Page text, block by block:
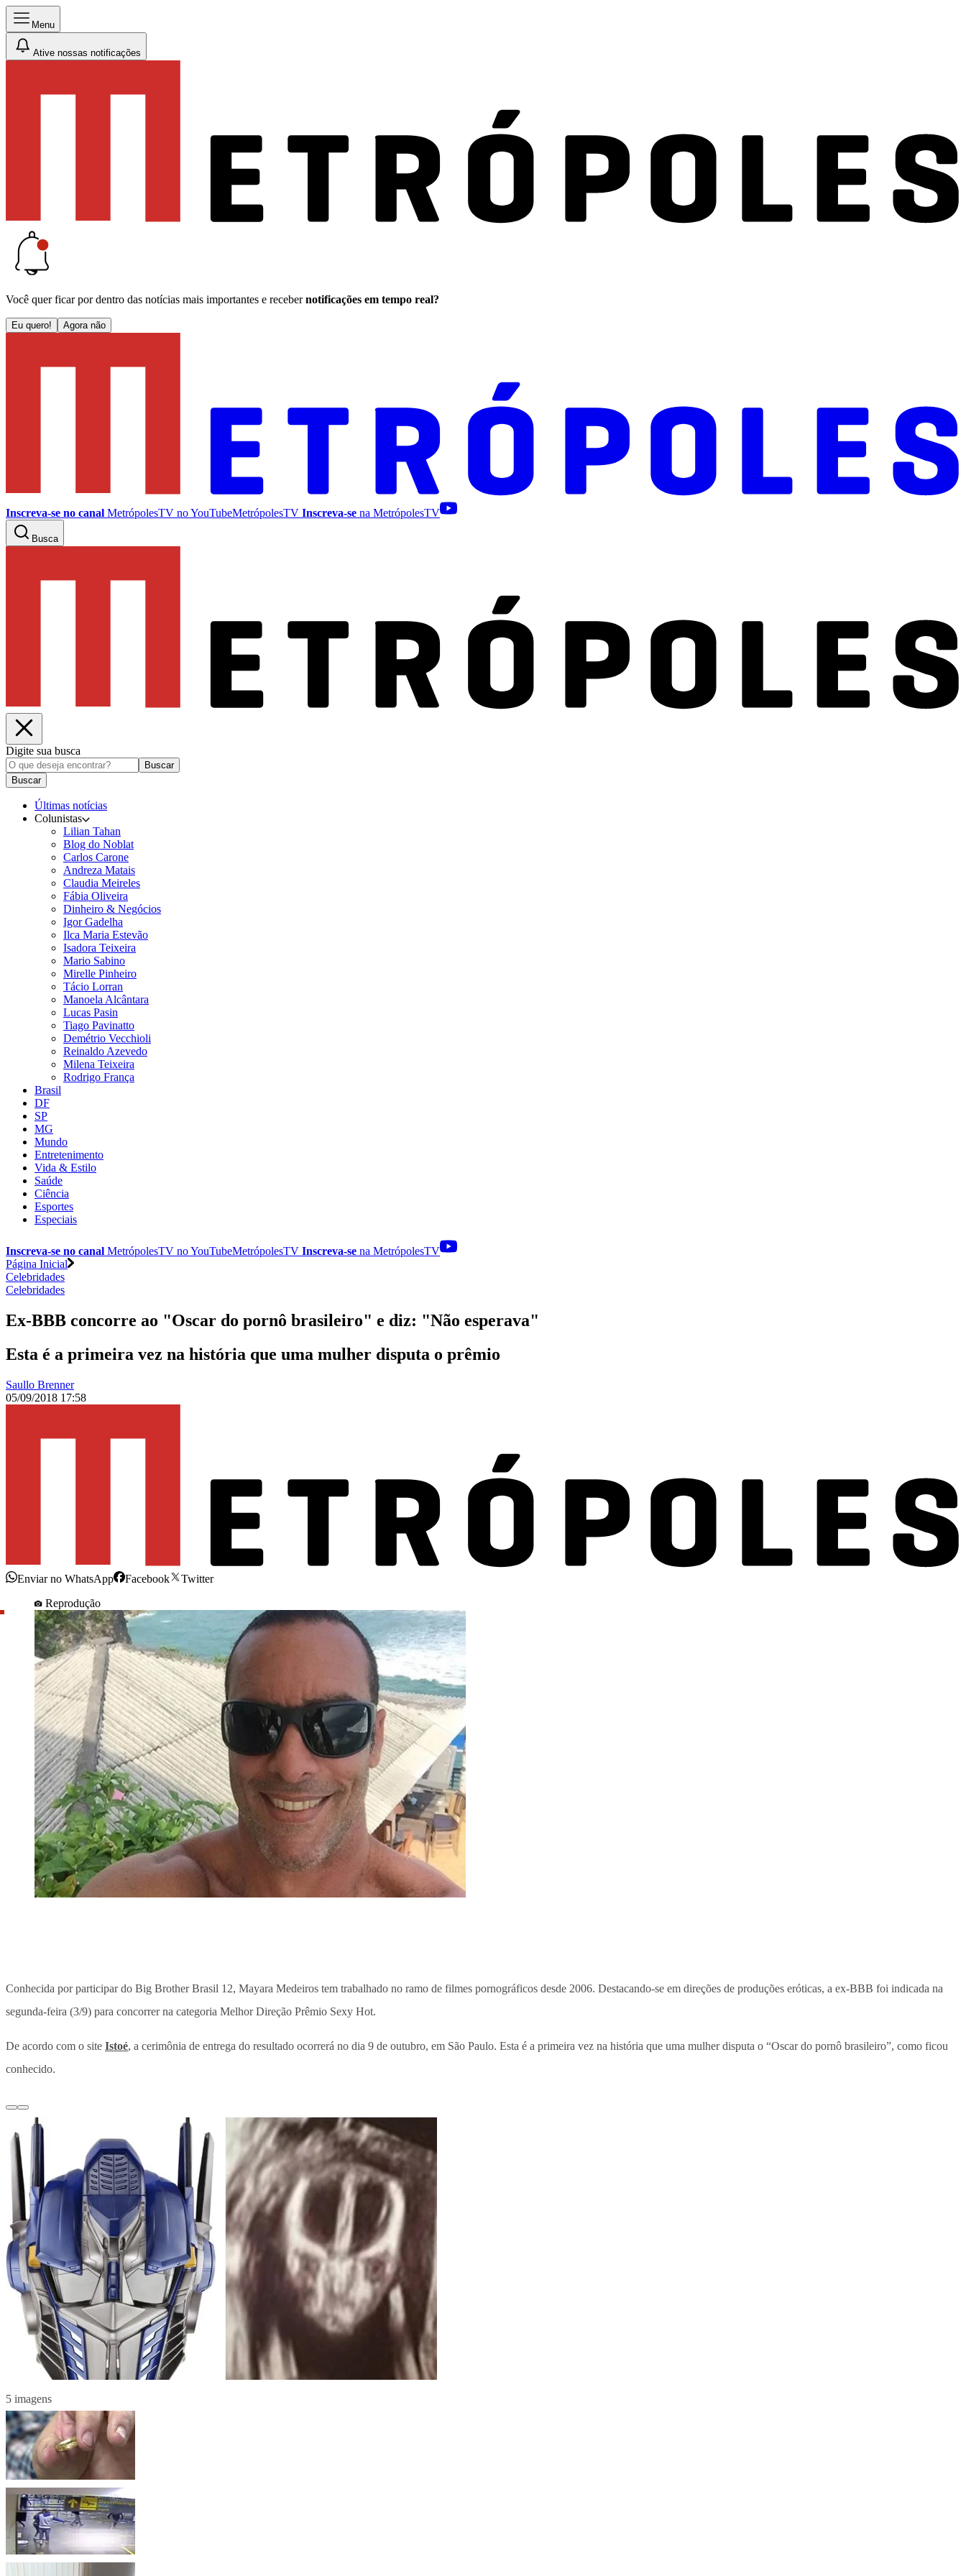
Menu
Ative nossas notificações
Você quer ficar por dentro das notícias mais importantes e receber notificações em tempo real?
Eu quero! Agora não
Inscreva-se no canal MetrópolesTV noYouTubeMetrópolesTV Inscreva-se na MetrópolesTV
Busca
Digite sua busca
Buscar
Buscar
Últimas notícias
Colunistas
Lilian Tahan
Blog do Noblat
Carlos Carone
Andreza Matais
Claudia Meireles
Fábia Oliveira
Dinheiro & Negócios
Igor Gadelha
Ilca Maria Estevão
Isadora Teixeira
Mario Sabino
Mirelle Pinheiro
Tácio Lorran
Manoela Alcântara
Lucas Pasin
Tiago Pavinatto
Demétrio Vecchioli
Reinaldo Azevedo
Milena Teixeira
Rodrigo França
Brasil
DF
SP
MG
Mundo
Entretenimento
Vida & Estilo
Saúde
Ciência
Esportes
Especiais
Inscreva-se no canal MetrópolesTV noYouTubeMetrópolesTV Inscreva-se na MetrópolesTV
Página Inicial
Celebridades
Celebridades
Ex-BBB concorre ao "Oscar do pornô brasileiro" e diz: "Não esperava"
Esta é a primeira vez na história que uma mulher disputa o prêmio
Saullo Brenner
05/09/2018 17:58
Enviar no WhatsApp Facebook
Twitter
Reprodução
Conhecida por participar do Big Brother Brasil 12, Mayara Medeiros tem trabalhado no ramo de filmes pornográficos desde 2006. Destacando-se em direções de produções eróticas, a ex-BBB foi indicada na
segunda-feira (3/9) para concorrer na categoria Melhor Direção Prêmio Sexy Hot.
De acordo com o site Istoé, a cerimônia de entrega do resultado ocorrerá no dia 9 de outubro, em São Paulo. Esta é a primeira vez na história que uma mulher disputa o “Oscar do pornô brasileiro”, como ficou
conhecido.
5 imagens